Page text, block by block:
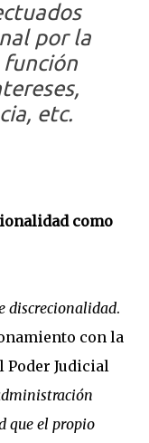
por la
función
etc.
como
discrecionalidad.
con la
Poder Judicial
que el propio